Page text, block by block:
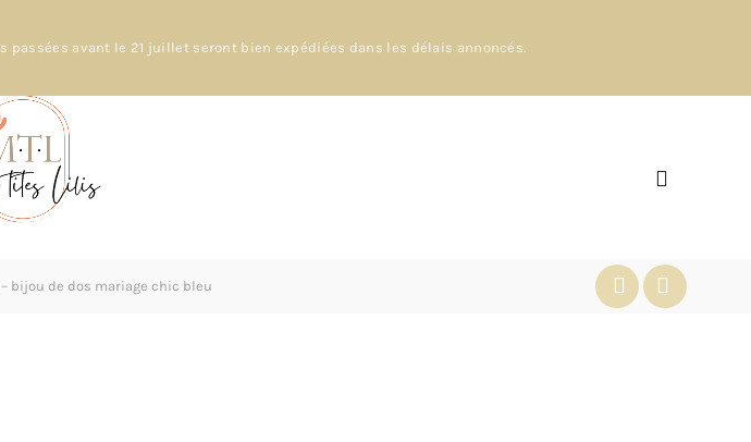
avant le 21 juillet seront bien expédiées dans les délais annoncés.
bijou de dos mariage chic bleu